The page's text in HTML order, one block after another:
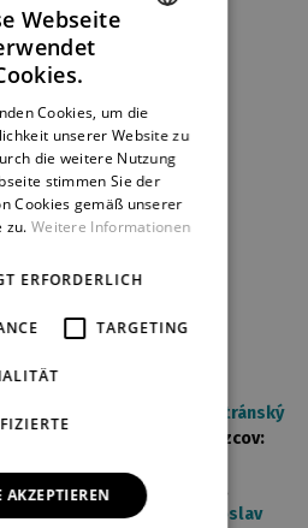
Pechmann
Ritter, Nohsled:
Martin Stránský
Sergej Vladimirovič Obrazcov:
Dozorce Komisárek,
režisér, K. Gottwald:
Jaroslav
GERMAN
Webseite
Cookies, um die
unserer Website zu
die weitere Nutzung
stimmen Sie der
Cookies gemäß unserer
zu. Weitere Informationen
ERFORDERLICH
TARGETING
AKZEPTIEREN